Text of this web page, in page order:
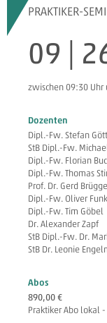
PRAKTIKER-
09 |
zwischen 09:30 Uhr
Dozenten
Dipl.-Fw. Stefan
StB Dipl.-Fw.
Dipl.-Fw. Florian
Dipl.-Fw. Thomas
Prof. Dr. Gerd
Dipl.-Fw. Oliver Funk
Dipl.-Fw. Tim Göbel
Dr. Alexander Zapf
StB Dipl.-Fw. Dr.
StB Dr. Leonie
Abos
890,00 €
Praktiker Abo lokal -